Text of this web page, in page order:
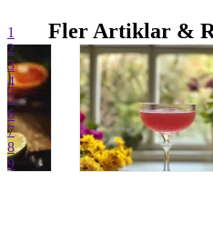
Fler Artiklar &
1
2
3
4
5
6
7
8
9